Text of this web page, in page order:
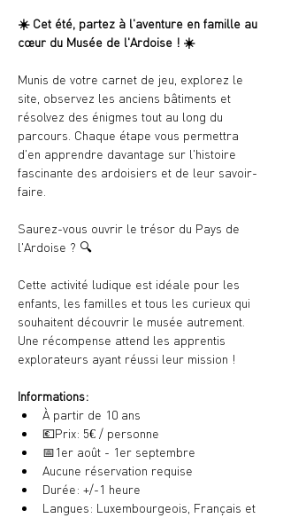
☀️ Cet été, partez à l'aventure en famille au
cœur du Musée de l'Ardoise ! ☀️
Munis de votre carnet de jeu, explorez le
site, observez les anciens bâtiments et
résolvez des énigmes tout au long du
parcours. Chaque étape vous permettra
d'en apprendre davantage sur l'histoire
fascinante des ardoisiers et de leur savoir-
faire.
Saurez-vous ouvrir le trésor du Pays de
l'Ardoise ? 🔍
Cette activité ludique est idéale pour les
enfants, les familles et tous les curieux qui
souhaitent découvrir le musée autrement.
Une récompense attend les apprentis
explorateurs ayant réussi leur mission !
Informations:
À partir de 10 ans
💶Prix: 5€ / personne
📅1er août - 1er septembre
Aucune réservation requise
Durée: +/-1 heure
Langues: Luxembourgeois, Français et